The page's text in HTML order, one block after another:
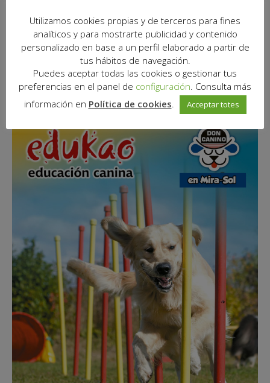
https://www.doncanino.com/info/talleres
https://www.doncanino.com/info/talleres-inscripcion-2
No t’ho perdis!
Utilizamos cookies propias y de terceros para fines
analíticos y para mostrarte publicidad y contenido
personalizado en base a un perfil elaborado a partir de
tus hábitos de navegación.
Puedes aceptar todas las cookies o gestionar tus
preferencias en el panel de configuración. Consulta más
información en Política de cookies. Acceptar totes